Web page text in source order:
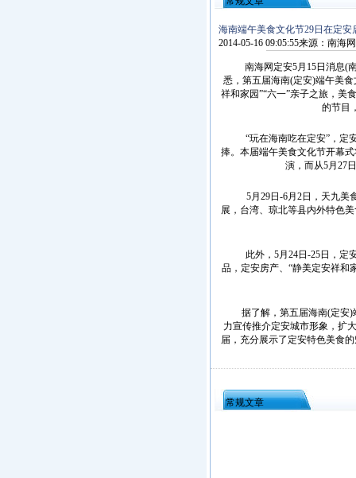
海南端午美食文化节29日在定安
2014-05-16 09:05:55来源： 南海网
南海网定安5月15日消息(南
悉，第五届海南(定安)端午美
祥和家园”“六一”亲子之旅，美
的节目
“玩在海南吃在定安”，定安
捧。本届端午美食文化节开幕
演，而从5月27
5月29日-6月2日，天九美食
展，台湾、琼北等县内外特色
此外，5月24日-25日，定安
品，定安房产、“静美定安祥和
据了解，第五届海南(定安)
力宣传推介定安城市形象，扩
届，充分展示了定安特色美食
常规文章